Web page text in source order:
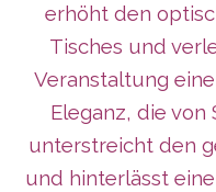
erhöht den
Tisches und
Veranstaltung
Eleganz, die
unterstreicht den
und hinterlässt